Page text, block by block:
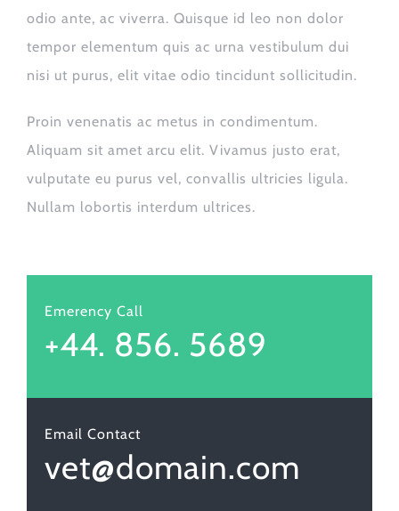
odio ante, ac viverra. Quisque id leo non dolor
tempor elementum quis ac urna vestibulum dui
nisi ut purus, elit vitae odio tincidunt sollicitudin.
Proin venenatis ac metus in condimentum.
Aliquam sit amet arcu elit. Vivamus justo erat,
vulputate eu purus vel, convallis ultricies ligula.
Nullam lobortis interdum ultrices.
Emerency Call
+44. 856. 5689
Email Contact
vet@domain.com